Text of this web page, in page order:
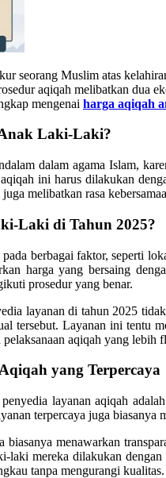
seorang Muslim atas
aqiqah melibatkan dua
mengenai harga aqiqah
Laki-Laki?
dalam agama Islam,
ini harus dilakukan
melibatkan rasa
Laki di Tahun 2025?
berbagai faktor, seperti
harga yang bersaing
prosedur yang benar.
layanan di tahun 2025
tersebut. Layanan ini tentu
aqiqah yang lebih
yang Terpercaya
layanan aqiqah
terpercaya juga
biasanya menawarkan
laki mereka dilakukan
tanpa mengurangi kualitas.